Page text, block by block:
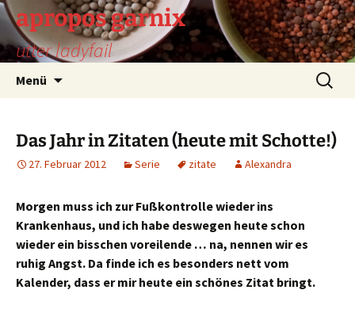
Zum
Inhalt
springen
apropos garnix
utter ladyfail
Menü
Suchen
nach:
Das Jahr in Zitaten (heute mit Schotte!)
27. Februar 2012 Serie zitate Alexandra
Morgen muss ich zur Fußkontrolle wieder ins
Krankenhaus, und ich habe deswegen heute schon
wieder ein bisschen voreilende … na, nennen wir es
ruhig Angst. Da finde ich es besonders nett vom
Kalender, dass er mir heute ein schönes Zitat bringt.